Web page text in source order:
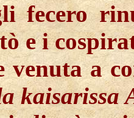
fecero
e i
venuta a
kaisarissa